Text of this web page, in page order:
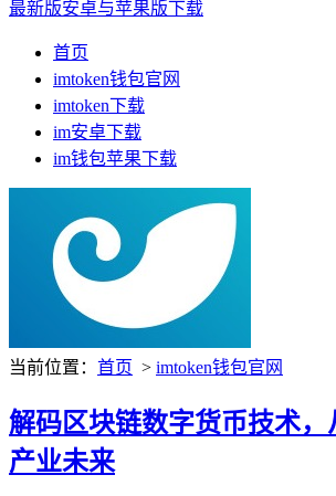
首页
imtoken钱包官网
imtoken下载
im安卓下载
im钱包苹果下载
当前位置： 首页 > imtoken钱包官网
解码区块链数字货币技术，
产业未来